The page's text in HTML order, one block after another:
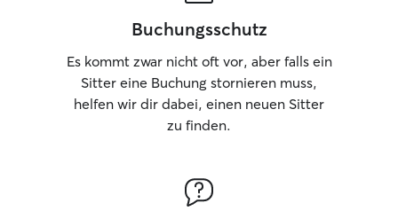
Buchungsschutz
Es kommt zwar nicht oft vor, aber falls ein
Sitter eine Buchung stornieren muss,
helfen wir dir dabei, einen neuen Sitter
zu finden.